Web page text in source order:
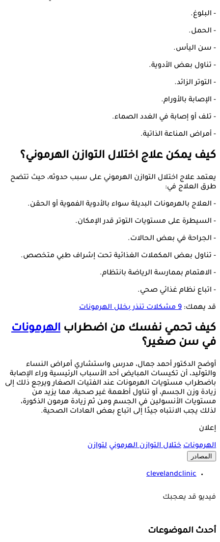
- البلوغ.
- الحمل.
- سن اليأس.
- تناول بعض الأدوية.
- التوتر الزائد.
- الإصابة بالأورام.
- تلف أو إصابة في الغدد الصماء.
- أمراض المناعة الذاتية.
كيف يمكن علاج اختلال التوازن الهرموني؟
يعتمد علاج اختلال التوازن الهرموني على سبب حدوثه، حيث تتضح
طرق العلاج في:
- العلاج بالهرمونات البديلة سواء بالأدوية الفموية أو الحقن.
- السيطرة على مستويات التوتر قدر الإمكان.
- الجراحة في بعض الحالات.
- تناول بعض المكملات الغذائية تحت إشراف طبي متخصص.
- الاهتمام بممارسة الرياضة بانتظام.
- اتباع نظام غذائي صحي.
قد يهمك: 9 مشكلات تنذر بخلل الهرمونات
كيف تحمي نفسك من اضطراب الهرمونات
في سن صغير؟
أوضح الدكتور أحمد جمال، مدرس واستشاري أمراض النساء
والتوليد، أن تكيسات المبايض أحد الأسباب الرئيسية وراء الإصابة
باضطراب مستويات الهرمونات عند الفتيات الصغار ويرجع ذلك إلى
زيادة وزن الجسم، أو تناول أطعمة غير صحية، مما يزيد من
مستويات الأنسولين في الجسم ومن ثم زيادة هرمون الذكورة،
لذلك يجب الانتباه جيدًا إلى اتباع بعض العادات الصحية.
إعلان
الهرمونات ختلال التوازن الهرموني لتوازن
المصادر
clevelandclinic
فيديو قد يعجبك
أحدث الموضوعات